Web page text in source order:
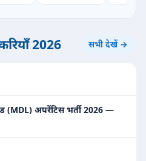
2026 सभी देखें →
(MDL) अपरेंटिस भर्ती 2026 —